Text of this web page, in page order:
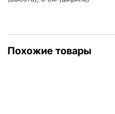
Похожие товары